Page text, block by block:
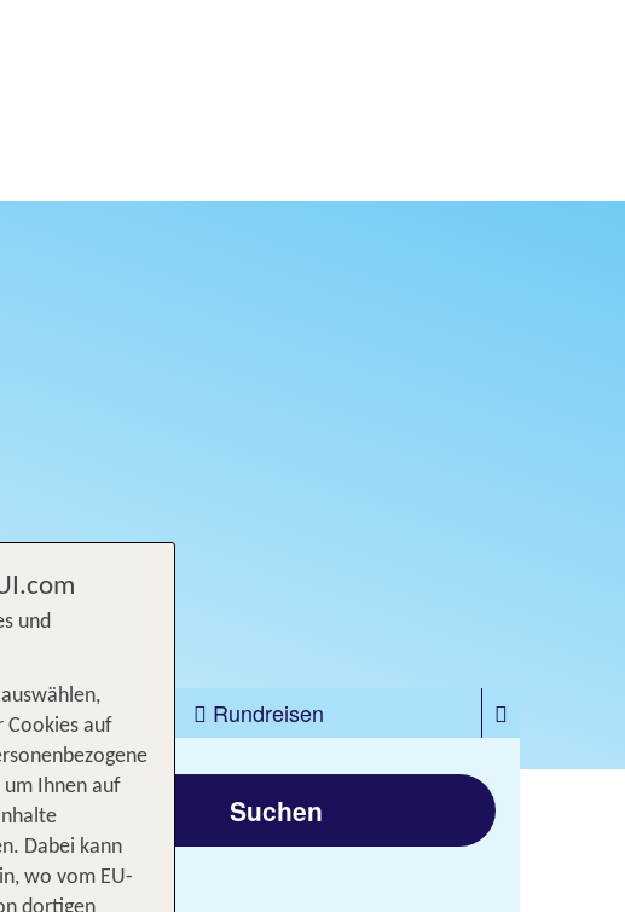
Kreuzfahrten
Rundreisen
Suchen
und
Cookies auf
um Ihnen auf
Dabei kann
wo vom EU-
dortigen